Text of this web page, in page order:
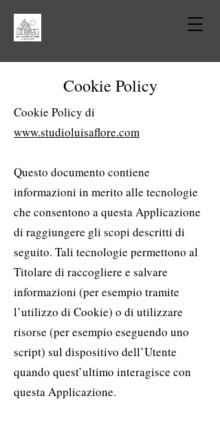
Cookie Policy
Cookie Policy di
www.studioluisaflore.com
Questo documento contiene
informazioni in merito alle tecnologie
che consentono a questa Applicazione
di raggiungere gli scopi descritti di
seguito. Tali tecnologie permettono al
Titolare di raccogliere e salvare
informazioni (per esempio tramite
l’utilizzo di Cookie) o di utilizzare
risorse (per esempio eseguendo uno
script) sul dispositivo dell’Utente
quando quest’ultimo interagisce con
questa Applicazione.